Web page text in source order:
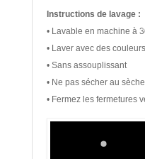
Instructions de lavage :
• Lavable en machine à
• Laver avec des
• Sans assouplissant
• Ne pas sécher au
• Fermez les fermetures